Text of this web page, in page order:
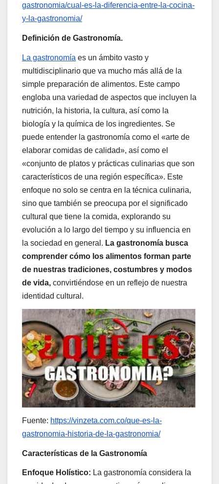
gastronomia/cual-es-la-diferencia-entre-la-cocina-
y-la-gastronomia/
Definición de Gastronomía.
La gastronomía es un ámbito vasto y
multidisciplinario que va mucho más allá de la
simple preparación de alimentos. Este campo
engloba una variedad de aspectos que incluyen la
nutrición, la historia, la cultura, así como la
biología y la química de los ingredientes. Se
puede entender la gastronomía como el «arte de
elaborar comidas de calidad», así como el
«conjunto de platos y prácticas culinarias que son
característicos de una región específica». Este
enfoque no solo se centra en la técnica culinaria,
sino que también se preocupa por el significado
cultural que tiene la comida, explorando su
evolución a lo largo del tiempo y su influencia en
la sociedad en general. La gastronomía busca
comprender cómo los alimentos forman parte
de nuestras tradiciones, costumbres y modos
de vida, convirtiéndose en un reflejo de nuestra
identidad cultural.
Fuente: https://vinzeta.com.co/que-es-la-
gastronomia-historia-de-la-gastronomia/
Características de la Gastronomía
Enfoque Holístico: La gastronomía considera la